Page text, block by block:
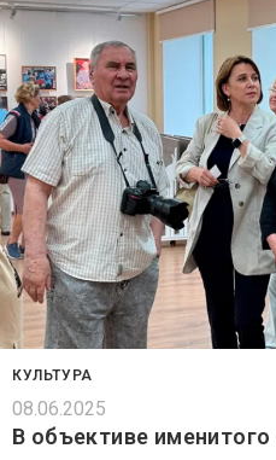
КУЛЬТУРА
08.06.2025
В объективе